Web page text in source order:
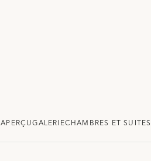
APERÇUGALERIECHAMBRES ET SUITES